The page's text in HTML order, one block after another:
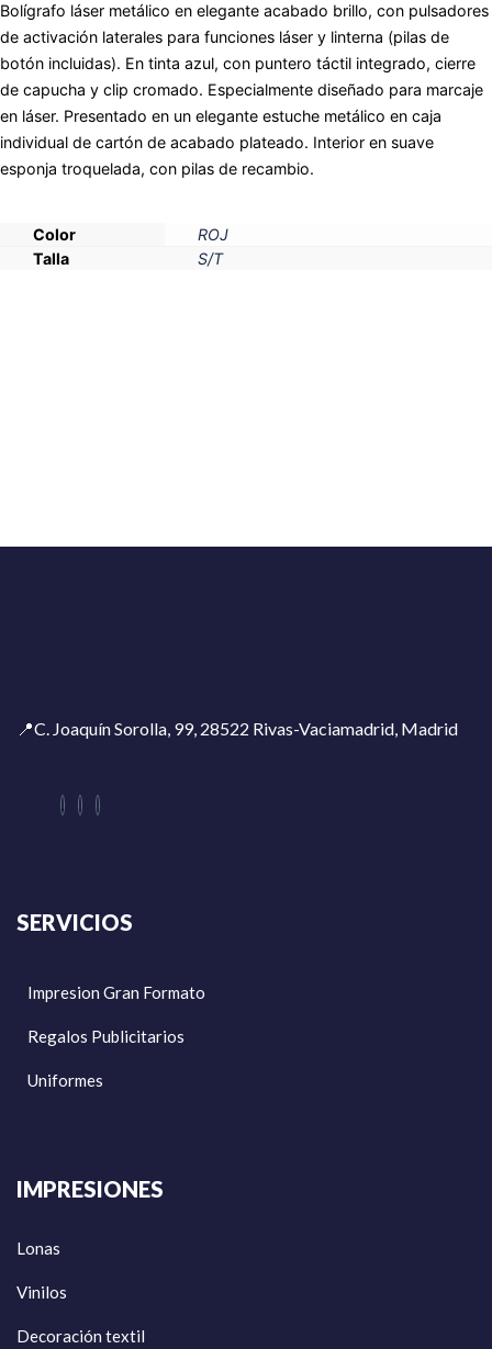
Bolígrafo láser metálico en elegante acabado brillo, con pulsadores
de activación laterales para funciones láser y linterna (pilas de
botón incluidas). En tinta azul, con puntero táctil integrado, cierre
de capucha y clip cromado. Especialmente diseñado para marcaje
en láser. Presentado en un elegante estuche metálico en caja
individual de cartón de acabado plateado. Interior en suave
esponja troquelada, con pilas de recambio.
Color
ROJ
Talla
S/T
📍C. Joaquín Sorolla, 99, 28522 Rivas-Vaciamadrid, Madrid
SERVICIOS
Impresion Gran Formato
Regalos Publicitarios
Uniformes
IMPRESIONES
Lonas
Vinilos
Decoración textil